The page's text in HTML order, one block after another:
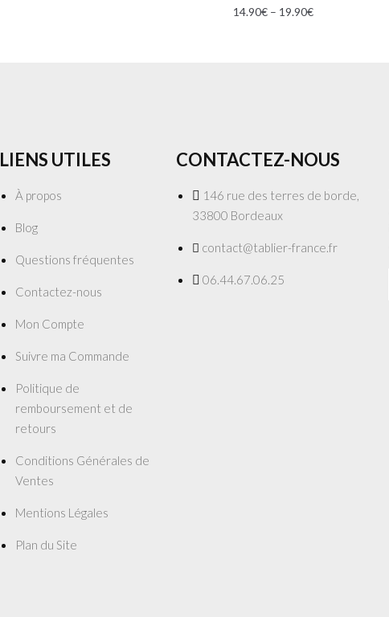
14.90€– 19.90€
LIENS UTILES
À propos
Blog
Questions fréquentes
Contactez-nous
Mon Compte
Suivre ma Commande
Politique de
remboursement et de
retours
Conditions Générales de
Ventes
Mentions Légales
Plan du Site
CONTACTEZ-NOUS
146 rue des terres de borde,
33800 Bordeaux
contact@tablier-france.fr
06.44.67.06.25